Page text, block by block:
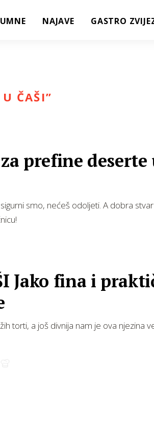
NAJAVE GASTRO
U ČAŠI”
prefine deserte
smo, nećeš odoljeti. A dobra
Jako fina i
torti, a još divnija nam je ova njezina